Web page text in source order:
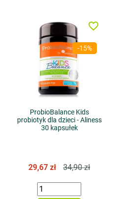
-15%
ProbioBalance Kids
probiotyk dla dzieci - Aliness
30 kapsułek
29,67 zł 34,90 zł
favorite_border